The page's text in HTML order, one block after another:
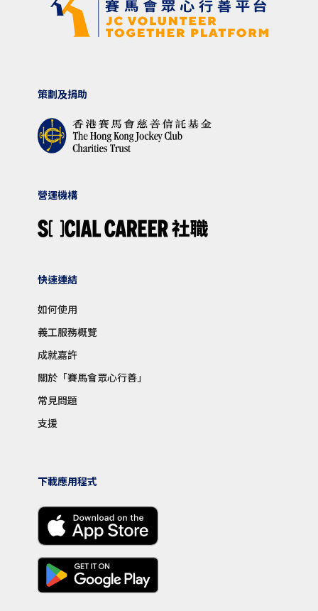
策劃及捐助
營運機構
快速連結
如何使用
義工服務概覽
成就嘉許
關於「賽馬會眾心行善」
常見問題
支援
下載應用程式